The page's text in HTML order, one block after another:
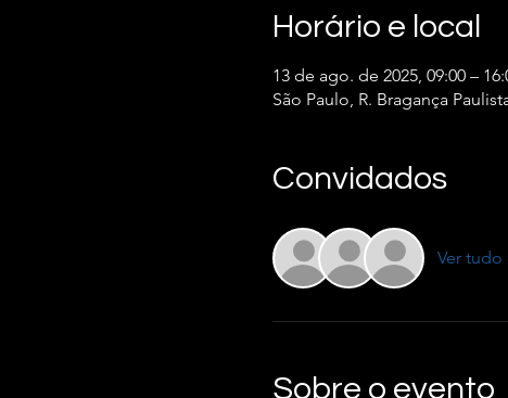
Horário e local
13 de ago. de 2025, 09:00 –
São Paulo, R. Bragança
Convidados
Ver tudo
Sobre o evento